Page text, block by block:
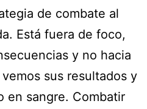
de combate al
Está fuera de foco,
y no hacia
sus resultados y
en sangre. Combatir